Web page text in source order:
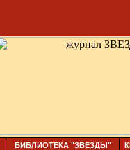
БИБЛИОТЕКА "ЗВЕЗДЫ"